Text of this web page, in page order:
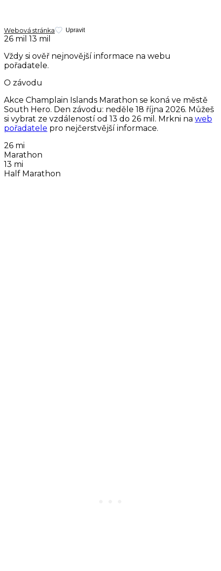
Webová stránka Upravit
26 mil 13 mil
Vždy si ověř nejnovější informace na webu
pořadatele.
O závodu
Akce Champlain Islands Marathon se koná ve městě
South Hero. Den závodu: neděle 18 října 2026. Můžeš
si vybrat ze vzdáleností od 13 do 26 mil. Mrkni na web
pořadatele pro nejčerstvější informace.
26 mi
Marathon
13 mi
Half Marathon